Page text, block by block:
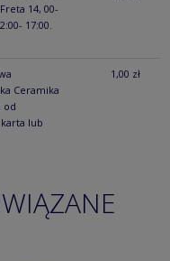
14, 00-
17:00.
Ceramika
od
karta lub
1,00 zł